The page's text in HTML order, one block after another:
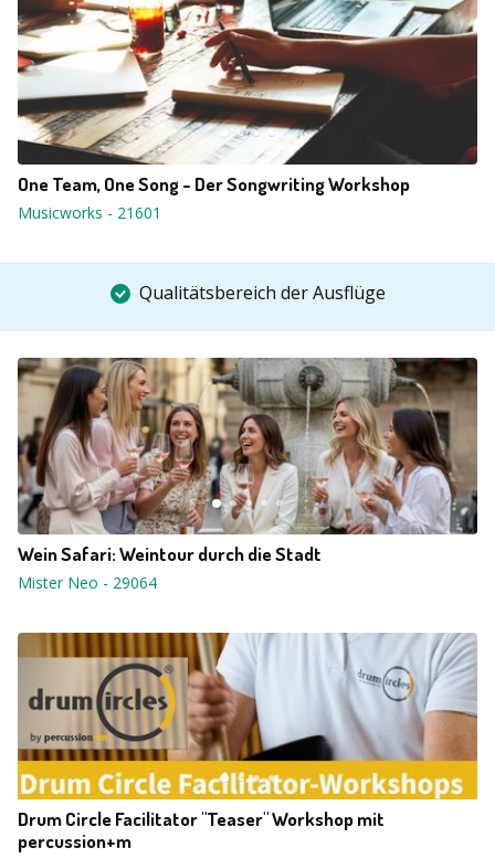
One Team, One Song - Der Songwriting Workshop
Musicworks - 21601
Qualitätsbereich der Ausflüge
Wein Safari: Weintour durch die Stadt
Mister Neo - 29064
Drum Circle Facilitator "Teaser" Workshop mit
percussion+m